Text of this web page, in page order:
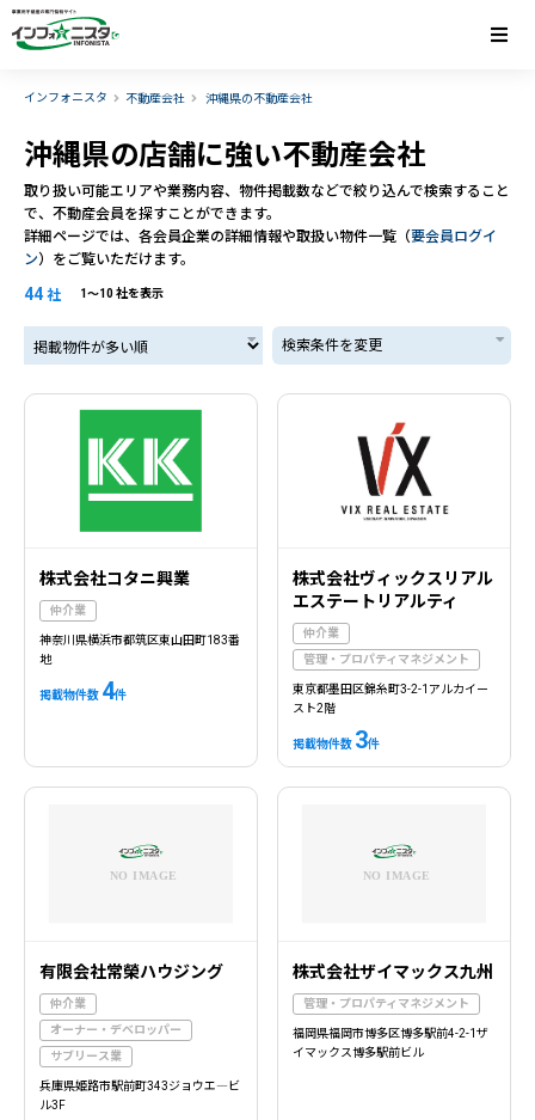
インフォニスタ 不動産会社 沖縄県の不動産会社
沖縄県の店舗に強い不動産会社
取り扱い可能エリアや業務内容、物件掲載数などで絞り込んで検索すること
で、不動産会員を探すことができます。
詳細ページでは、各会員企業の詳細情報や取扱い物件一覧（要会員ログイ
ン）をご覧いただけます。
44 社 1〜10 社を表示
掲載物件が多い順 検索条件を変更
株式会社コタニ興業
仲介業
神奈川県横浜市都筑区東山田町183番
地
掲載物件数 4件
株式会社ヴィックスリアル
エステートリアルティ
仲介業
管理・プロパティマネジメント
東京都墨田区錦糸町3-2-1アルカイー
スト2階
掲載物件数 3件
有限会社常榮ハウジング
仲介業
オーナー・デベロッパー
サブリース業
兵庫県姫路市駅前町343ジョウエ―ビ
ル3F
株式会社ザイマックス九州
管理・プロパティマネジメント
福岡県福岡市博多区博多駅前4-2-1ザ
イマックス博多駅前ビル